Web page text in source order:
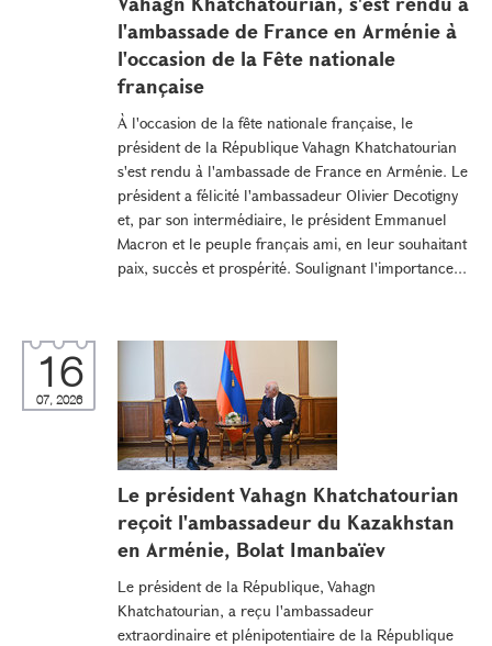
l'ambassade de France en Arménie à
l'occasion de la Fête nationale
française
À l'occasion de la fête nationale française, le
président de la République Vahagn Khatchatourian
s'est rendu à l'ambassade de France en Arménie. Le
président a félicité l'ambassadeur Olivier Decotigny
et, par son intermédiaire, le président Emmanuel
Macron et le peuple français ami, en leur souhaitant
paix, succès et prospérité. Soulignant l'importance...
16
07, 2026
Le président Vahagn Khatchatourian
reçoit l'ambassadeur du Kazakhstan
en Arménie, Bolat Imanbaïev
Le président de la République, Vahagn
Khatchatourian, a reçu l'ambassadeur
extraordinaire et plénipotentiaire de la République